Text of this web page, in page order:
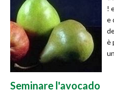
!
e
è
Seminare l'avocado